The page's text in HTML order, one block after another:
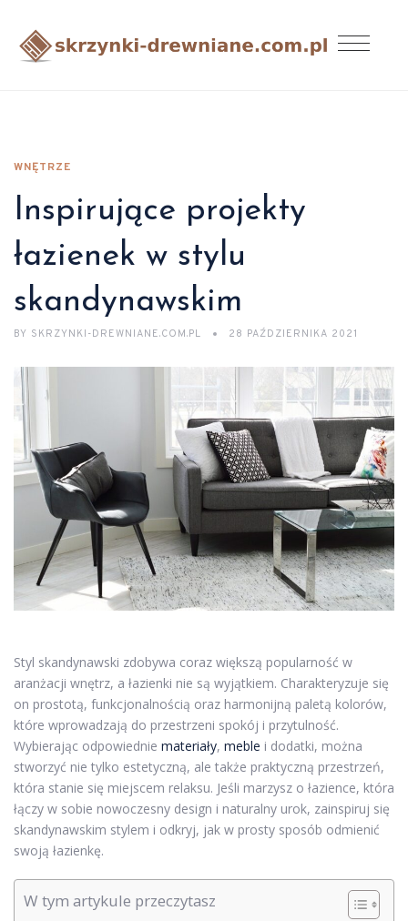
WNĘTRZE
Inspirujące projekty
łazienek w stylu
skandynawskim
BY SKRZYNKI-DREWNIANE.COM.PL 28 PAŹDZIERNIKA 2021
Styl skandynawski zdobywa coraz większą popularność w
aranżacji wnętrz, a łazienki nie są wyjątkiem. Charakteryzuje się
on prostotą, funkcjonalnością oraz harmonijną paletą kolorów,
które wprowadzają do przestrzeni spokój i przytulność.
Wybierając odpowiednie materiały, meble i dodatki, można
stworzyć nie tylko estetyczną, ale także praktyczną przestrzeń,
która stanie się miejscem relaksu. Jeśli marzysz o łazience, która
łączy w sobie nowoczesny design i naturalny urok, zainspiruj się
skandynawskim stylem i odkryj, jak w prosty sposób odmienić
swoją łazienkę.
W tym artykule przeczytasz